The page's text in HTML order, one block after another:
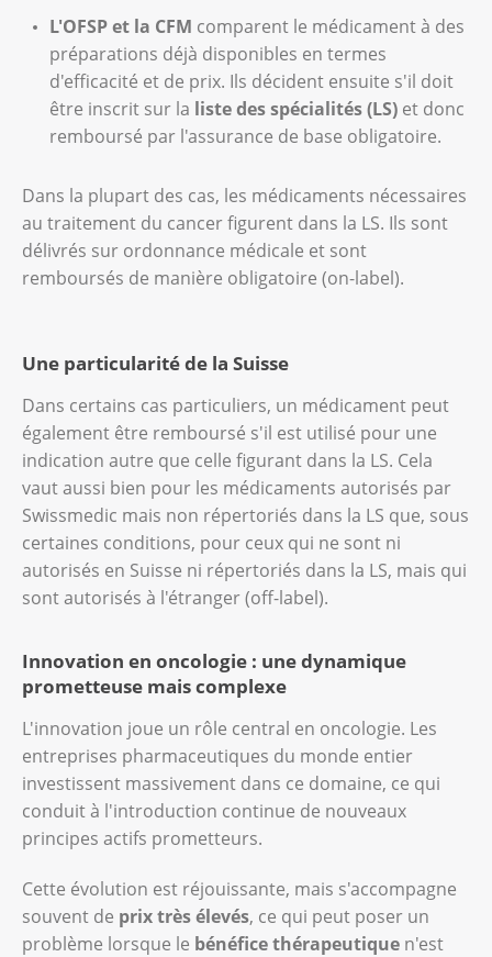
L'OFSP et la CFM comparent le médicament à des
préparations déjà disponibles en termes
d'efficacité et de prix. Ils décident ensuite s'il doit
être inscrit sur la liste des spécialités (LS) et donc
remboursé par l'assurance de base obligatoire.
Dans la plupart des cas, les médicaments nécessaires
au traitement du cancer figurent dans la LS. Ils sont
délivrés sur ordonnance médicale et sont
remboursés de manière obligatoire (on-label).
Une particularité de la Suisse
Dans certains cas particuliers, un médicament peut
également être remboursé s'il est utilisé pour une
indication autre que celle figurant dans la LS. Cela
vaut aussi bien pour les médicaments autorisés par
Swissmedic mais non répertoriés dans la LS que, sous
certaines conditions, pour ceux qui ne sont ni
autorisés en Suisse ni répertoriés dans la LS, mais qui
sont autorisés à l'étranger (off-label).
Innovation en oncologie : une dynamique
prometteuse mais complexe
L'innovation joue un rôle central en oncologie. Les
entreprises pharmaceutiques du monde entier
investissent massivement dans ce domaine, ce qui
conduit à l'introduction continue de nouveaux
principes actifs prometteurs.
Cette évolution est réjouissante, mais s'accompagne
souvent de prix très élevés, ce qui peut poser un
problème lorsque le bénéfice thérapeutique n'est